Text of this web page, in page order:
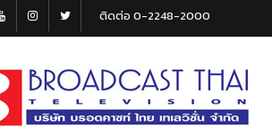
ติดต่อ 0-2248-2000